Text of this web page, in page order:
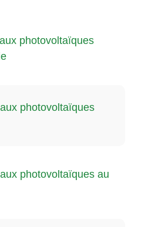
photovoltaïques
photovoltaïques
photovoltaïques au